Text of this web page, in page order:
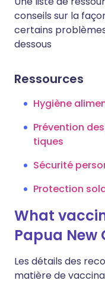
conseils sur la
certains
dessous
Ressources
Hygiène
Prévention
tiques
Sécurité
Protection
What
Papua New
Les détails des
matière de